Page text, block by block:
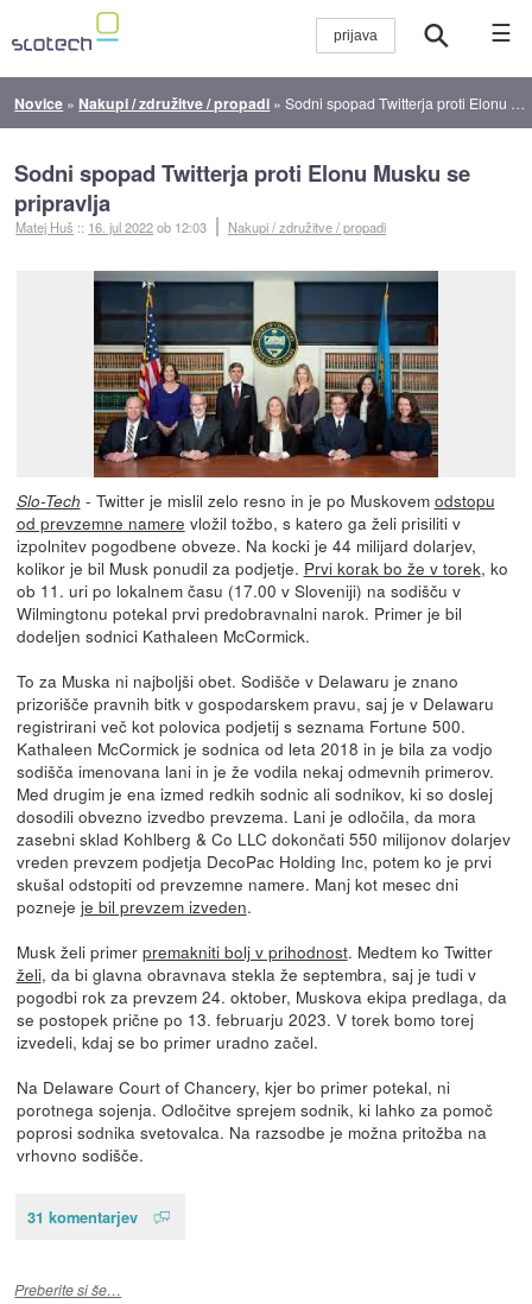
☰
Novice » Nakupi / združitve / propadi »Sodni spopad Twitterja proti Elonu Musku se pripravlja
Sodni spopad Twitterja proti Elonu Musku se
pripravlja
Matej Huš :: 16. jul 2022ob 12:03 Nakupi / združitve / propadi
Slo-Tech - Twitter je mislil zelo resno in je po Muskovem odstopu
od prevzemne namere vložil tožbo, s katero ga želi prisiliti v
izpolnitev pogodbene obveze. Na kocki je 44 milijard dolarjev,
kolikor je bil Musk ponudil za podjetje. Prvi korak bo že v torek, ko
ob 11. uri po lokalnem času (17.00 v Sloveniji) na sodišču v
Wilmingtonu potekal prvi predobravnalni narok. Primer je bil
dodeljen sodnici Kathaleen McCormick.
To za Muska ni najboljši obet. Sodišče v Delawaru je znano
prizorišče pravnih bitk v gospodarskem pravu, saj je v Delawaru
registrirani več kot polovica podjetij s seznama Fortune 500.
Kathaleen McCormick je sodnica od leta 2018 in je bila za vodjo
sodišča imenovana lani in je že vodila nekaj odmevnih primerov.
Med drugim je ena izmed redkih sodnic ali sodnikov, ki so doslej
dosodili obvezno izvedbo prevzema. Lani je odločila, da mora
zasebni sklad Kohlberg & Co LLC dokončati 550 milijonov dolarjev
vreden prevzem podjetja DecoPac Holding Inc, potem ko je prvi
skušal odstopiti od prevzemne namere. Manj kot mesec dni
pozneje je bil prevzem izveden.
Musk želi primer premakniti bolj v prihodnost. Medtem ko Twitter
želi, da bi glavna obravnava stekla že septembra, saj je tudi v
pogodbi rok za prevzem 24. oktober, Muskova ekipa predlaga, da
se postopek prične po 13. februarju 2023. V torek bomo torej
izvedeli, kdaj se bo primer uradno začel.
Na Delaware Court of Chancery, kjer bo primer potekal, ni
porotnega sojenja. Odločitve sprejem sodnik, ki lahko za pomoč
poprosi sodnika svetovalca. Na razsodbe je možna pritožba na
vrhovno sodišče.
31 komentarjev
Preberite si še…